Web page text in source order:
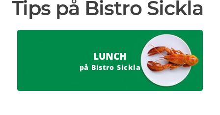
Tips på Bistro Sickla
LUNCH
på Bistro Sickla